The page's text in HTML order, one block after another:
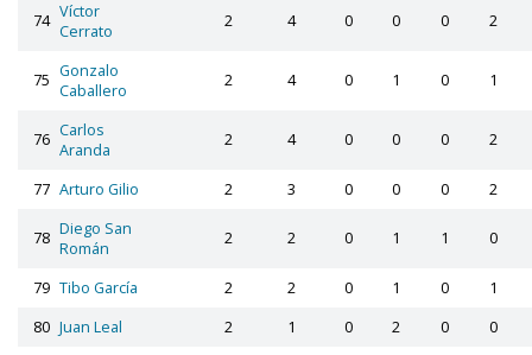
74 Víctor
Cerrato
2 4 0 0 0 2
75 Gonzalo
Caballero
2 4 0 1 0 1
76 Carlos
Aranda
2 4 0 0 0 2
77 Arturo Gilio 2 3 0 0 0 2
78 Diego San
Román
2 2 0 1 1 0
79 Tibo García 2 2 0 1 0
1
80 Juan Leal 2 1 0 2 0 0